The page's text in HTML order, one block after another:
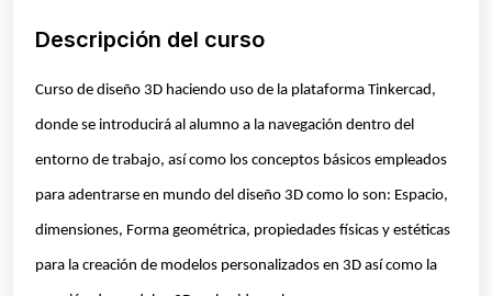
Descripción del curso
Curso de diseño 3D haciendo uso de la plataforma Tinkercad,
donde se introducirá al alumno a la navegación dentro del
entorno de trabajo, así como los conceptos básicos empleados
para adentrarse en mundo del diseño 3D como lo son: Espacio,
dimensiones, Forma geométrica, propiedades físicas y estéticas
para la creación de modelos personalizados en 3D así como la